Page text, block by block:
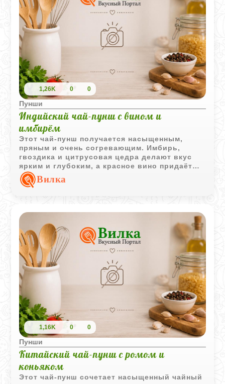
1,26K 0 0
Пунши
Индийский чай-пунш с вином и
имбирём
Этот чай-пунш получается насыщенным,
пряным и очень согревающим. Имбирь,
гвоздика и цитрусовая цедра делают вкус
ярким и глубоким, а красное вино придаёт
напитку мягкую бархатистость.
Вилка
1,16K 0 0
Пунши
Китайский чай-пунш с ромом и
коньяком
Этот чай-пунш сочетает насыщенный чайный